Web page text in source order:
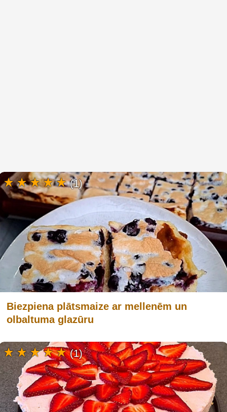
Biezpiena plātsmaize ar mellenēm un
olbaltuma glazūru
(1)
(1)